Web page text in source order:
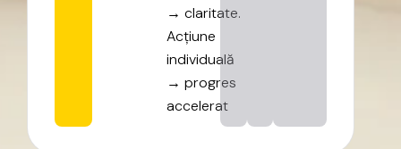
→ claritate.
Acțiune
individuală
→ progres
accelerat